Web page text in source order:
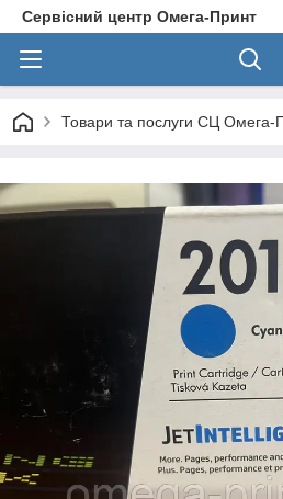
Сервісний центр Омега-Принт
Товари та послуги СЦ Омега-